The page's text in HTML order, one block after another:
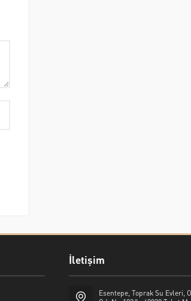
İletişim
Esentepe, Toprak Su Evleri,